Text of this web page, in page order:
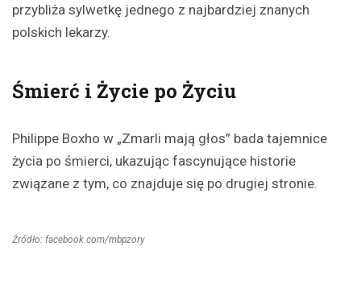
przybliża sylwetkę jednego z najbardziej znanych
polskich lekarzy.
Śmierć i Życie po Życiu
Philippe Boxho w „Zmarli mają głos” bada tajemnice
życia po śmierci, ukazując fascynujące historie
związane z tym, co znajduje się po drugiej stronie.
Źródło: facebook.com/mbpzory